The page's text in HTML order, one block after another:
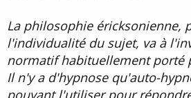
La philosophie éricksonienne,
l'individualité du sujet, va à
normatif habituellement porté
Il n'y a d'hypnose qu'auto-
pouvant l'utiliser pour